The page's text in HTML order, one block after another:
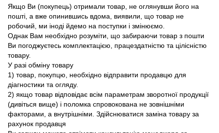
Якщо Ви (покупець) отримали товар, не оглянувши його на
пошті, а вже опинившись вдома, виявили, що товар не
робочий, ми іноді йдемо на поступки і змінюємо.
Однак Вам необхідно розуміти, що забираючи товар з пошти
Ви погоджуєтесь комплектацією, працездатністю та цілісністю
товару.
У разі обміну товару
1) товар, покупцю, необхідно відправити продавцю для
діагностики та огляду.
2) якщо товар відповідає всім параметрам зворотної продукції
(дивіться вище) і поломка спровокована не зовнішніми
факторами, а внутрішніми. Здійснюватися заміна товару за
рахунок продавця